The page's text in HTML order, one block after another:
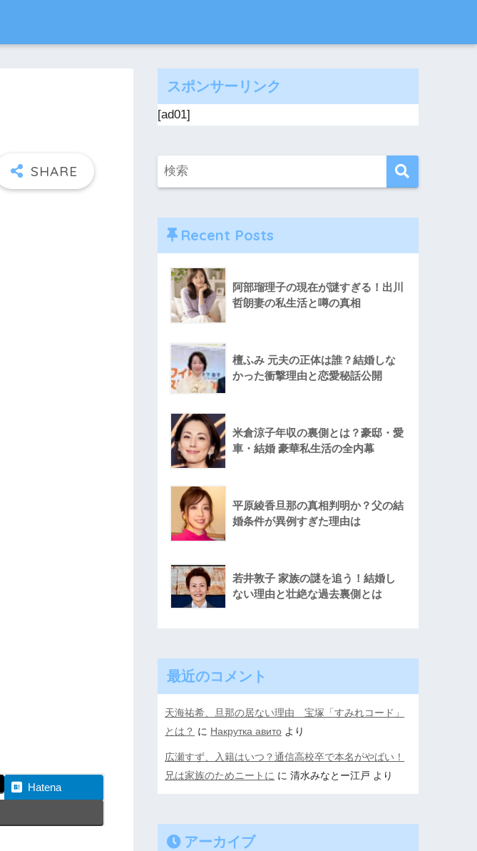
Hatena
スポンサーリンク
[ad01]
Recent Posts
阿部瑠理子の現在が謎すぎる！出川
哲朗妻の私生活と噂の真相
檀ふみ 元夫の正体は誰？結婚しな
かった衝撃理由と恋愛秘話公開
米倉涼子年収の裏側とは？豪邸・愛
車・結婚 豪華私生活の全内幕
平原綾香旦那の真相判明か？父の結
婚条件が異例すぎた理由は
若井敦子 家族の謎を追う！結婚し
ない理由と壮絶な過去裏側とは
最近のコメント
天海祐希、旦那の居ない理由 宝塚「すみれコード」
とは？ に Накрутка авито より
広瀬すず、入籍はいつ？通信高校卒で本名がやばい！
兄は家族のためニートに に清水みなとー江戸 より
アーカイブ